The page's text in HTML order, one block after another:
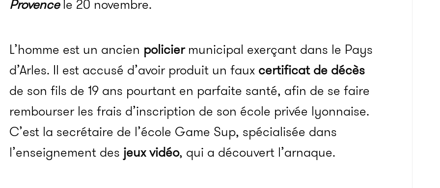
Provencele 20 novembre.
L’homme est un ancien policiermunicipal exerçant dans le Pays
d’Arles. Il est accusé d’avoir produit un faux certificat de décès
de son fils de 19 ans pourtant en parfaite santé, afin de se faire
rembourser les frais d’inscription de son école privée lyonnaise.
C’est la secrétaire de l’école Game Sup, spécialisée dans
l’enseignement des jeux vidéo, qui a découvert l’arnaque.